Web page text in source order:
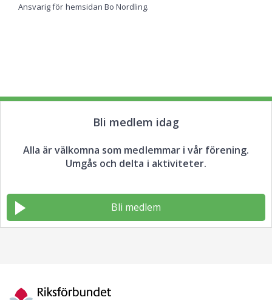
Ansvarig för hemsidan Bo Nordling.
Bli medlem idag
Alla är välkomna som medlemmar i vår förening.
Umgås och delta i aktiviteter.
Bli medlem